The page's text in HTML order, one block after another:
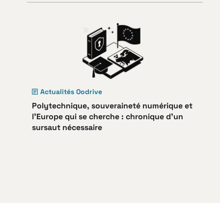
Actualités Oodrive
Polytechnique, souveraineté numérique et
l’Europe qui se cherche : chronique d’un
sursaut nécessaire